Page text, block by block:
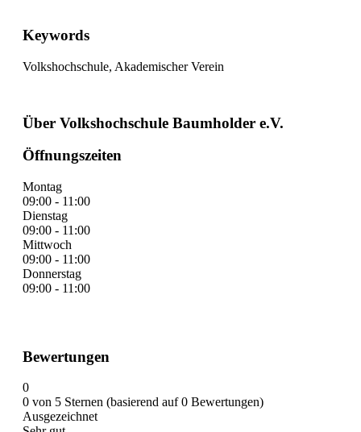
Keywords
Volkshochschule, Akademischer Verein
Über Volkshochschule Baumholder e.V.
Öffnungszeiten
Montag
09:00 - 11:00
Dienstag
09:00 - 11:00
Mittwoch
09:00 - 11:00
Donnerstag
09:00 - 11:00
Bewertungen
0
0 von 5 Sternen (basierend auf 0 Bewertungen)
Ausgezeichnet